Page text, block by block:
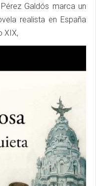
Pérez Galdós marca un
realista en España
XIX,